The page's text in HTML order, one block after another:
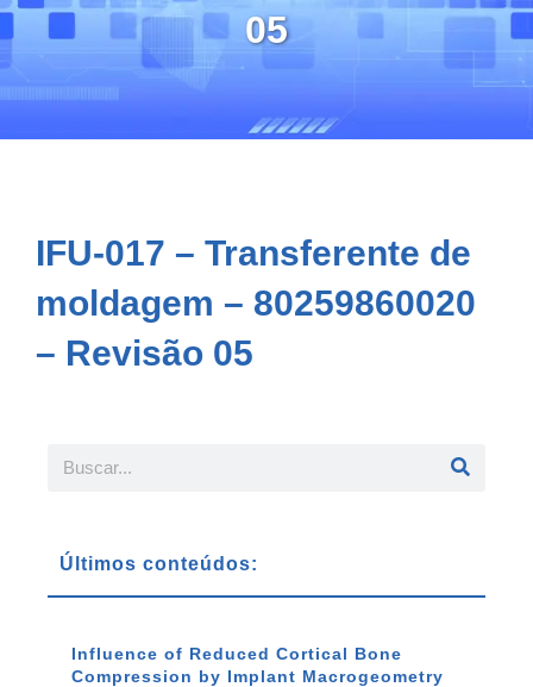
05
IFU-017 – Transferente de
moldagem – 80259860020
– Revisão 05
Últimos conteúdos:
Influence of Reduced Cortical Bone
Compression by Implant Macrogeometry